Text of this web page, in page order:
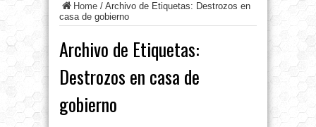
Home / Archivo de Etiquetas: Destrozos en
casa de gobierno
Archivo de Etiquetas:
Destrozos en casa de
gobierno